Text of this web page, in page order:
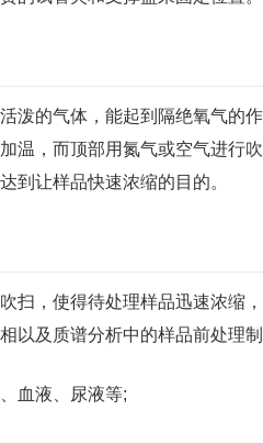
的气体，能起到隔绝氧气的
温，而顶部用氮气或空气进行
到让样品快速浓缩的目的。
，使得待处理样品迅速浓缩
以及质谱分析中的样品前处理
血液、尿液等;